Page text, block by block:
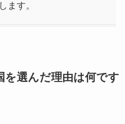
ます。
を選んだ理由は何です